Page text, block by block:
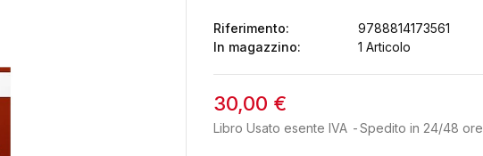
Riferimento:
9788814173561
In magazzino:
1 Articolo
30,00 €
Libro Usato esente IVA Spedito in 24/48 ore